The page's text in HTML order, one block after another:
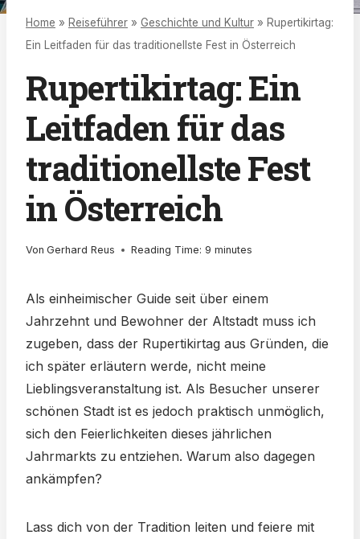
Home » Reiseführer » Geschichte und Kultur » Rupertikirtag:
Ein Leitfaden für das traditionellste Fest in Österreich
Rupertikirtag: Ein
Leitfaden für das
traditionellste Fest
in Österreich
Von Gerhard Reus Reading Time: 9minutes
Als einheimischer Guide seit über einem
Jahrzehnt und Bewohner der Altstadt muss ich
zugeben, dass der Rupertikirtag aus Gründen, die
ich später erläutern werde, nicht meine
Lieblingsveranstaltung ist. Als Besucher unserer
schönen Stadt ist es jedoch praktisch unmöglich,
sich den Feierlichkeiten dieses jährlichen
Jahrmarkts zu entziehen. Warum also dagegen
ankämpfen?
Lass dich von der Tradition leiten und feiere mit